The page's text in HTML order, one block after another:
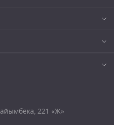
221 «Ж»